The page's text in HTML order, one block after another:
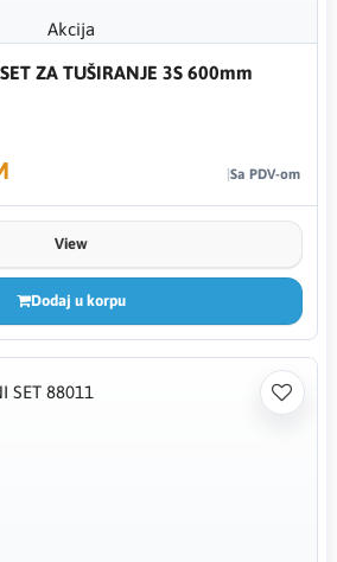
Akcija
ZA TUŠIRANJE 3S 600mm
Sa PDV-om
View
Dodaj u korpu